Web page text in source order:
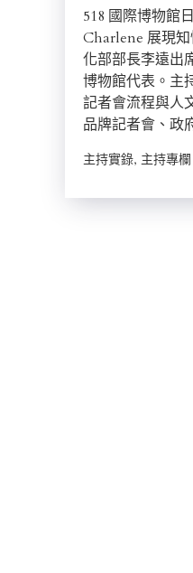
518 國際博物館
Charlene 展現
化部部長李遠出
博物館代表。主
記者會流程與人
品牌記者會、政
主持實錄, 主持專欄